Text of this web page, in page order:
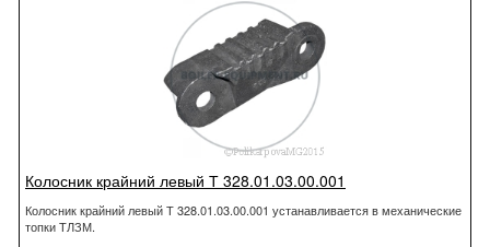
Колосник крайний левый Т 328.01.03.00.001
Колосник крайний левый Т 328.01.03.00.001 устанавливается в механические
топки ТЛЗМ.